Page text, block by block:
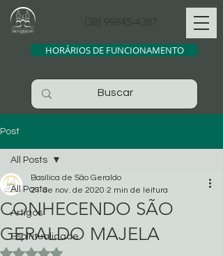
(38) 99845-4387
HORÁRIOS DE FUNCIONAMENTO
Post
All Posts
Artigos
Espiritualidade
All Posts
CONHECENDO SÃO
GERALDO MAJELA
Basílica de São Geraldo
21 de nov. de 2020 2 min de leitura
Avaliado com NaN de 5 estrelas.